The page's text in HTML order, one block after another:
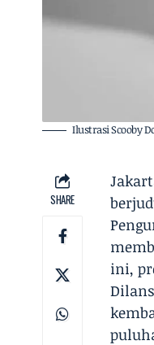
Ilustrasi Scooby
SHARE
ini,